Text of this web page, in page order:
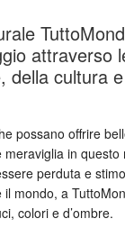
attraverso
della cultura
possano offrire
meraviglia in
perduta e
mondo, a
colori e d’ombre.